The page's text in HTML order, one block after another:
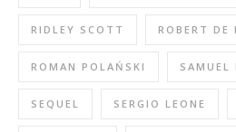
RIDLEY SCOTT ROBERT DE
ROMAN POLAŃSKI SAMUEL
SEQUEL SERGIO LEONE